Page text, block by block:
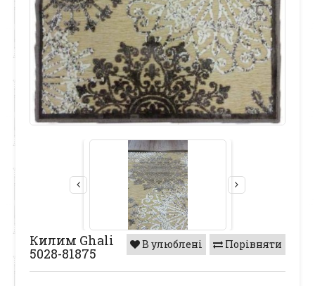
Порівняти
В улюблені
Килим Ghali
5028-81875